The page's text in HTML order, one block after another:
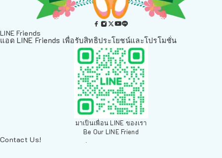
LINE Friends
แอด LINE Friends เพื่อรับสิทธิประโยชน์และโปรโมชั่น
มาเป็นเพื่อน LINE ของเรา
Be Our LINE Friend
Contact Us!